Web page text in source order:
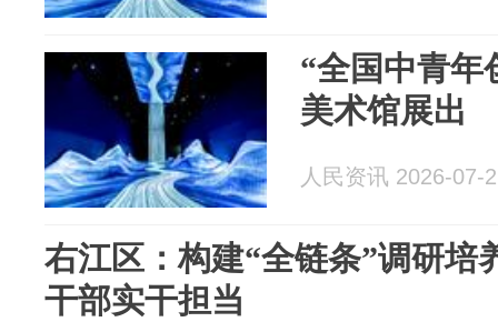
“全国中青年
美术馆展出
人民资讯 2026-07-
右江区：构建“全链条”调研培
干部实干担当